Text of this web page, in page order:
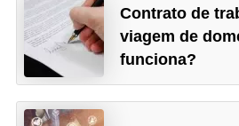
Contrato de
viagem de
funciona?